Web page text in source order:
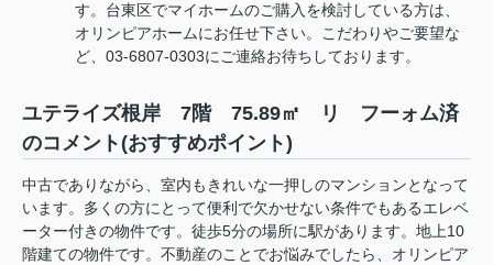
す。台東区でマイホームのご購入を検討している方は、
オリンピアホームにお任せ下さい。こだわりやご要望な
ど、03-6807-0303にご連絡お待ちしております。
ユテライズ根岸 7階 75.89㎡ リ フーォム済
のコメント(おすすめポイント)
中古でありながら、室内もきれいな一押しのマンションとなって
います。多くの方にとって便利で欠かせない条件でもあるエレベ
ーター付きの物件です。徒歩5分の場所に駅があります。地上10
階建ての物件です。不動産のことでお悩みでしたら、オリンピア